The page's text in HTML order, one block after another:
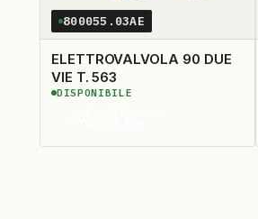
800055.03AE
ELETTROVALVOLA 90 DUE
VIE T. 563
DISPONIBILE